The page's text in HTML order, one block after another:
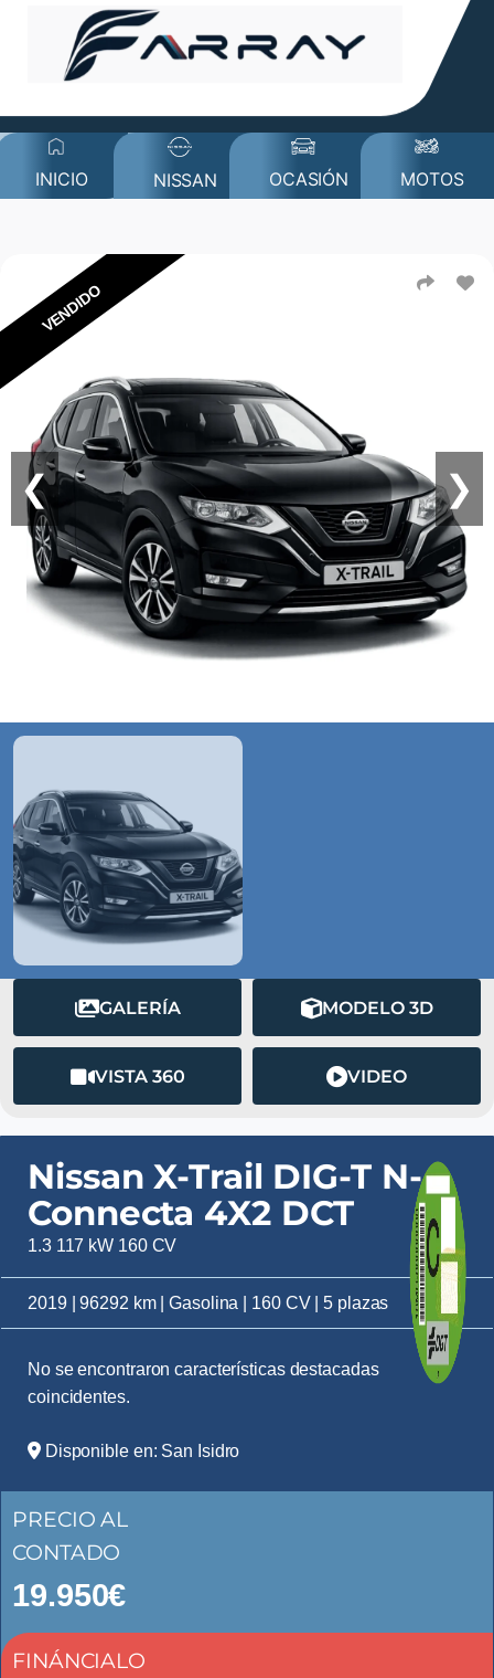
INICIO NISSAN OCASIÓN MOTOS
❮ ❯
VENDIDO
GALERÍA MODELO 3D
VISTA 360 VIDEO
Nissan X-Trail DIG-T N-
Connecta 4X2 DCT
1.3 117 kW 160 CV
2019 | 96292 km | Gasolina | 160 CV | 5 plazas
No se encontraron características destacadas
coincidentes.
Disponible en: San Isidro
PRECIO AL
CONTADO
19.950€
FINÁNCIALO